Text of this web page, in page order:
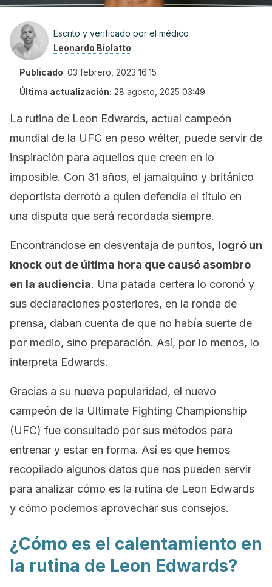
Escrito y verificado por el médico
Leonardo Biolatto
Publicado: 03 febrero, 2023 16:15
Última actualización: 28 agosto, 2025 03:49
La rutina de Leon Edwards, actual campeón
mundial de la UFC en peso wélter, puede servir de
inspiración para aquellos que creen en lo
imposible. Con 31 años, el jamaiquino y británico
deportista derrotó a quien defendía el título en
una disputa que será recordada siempre.
Encontrándose en desventaja de puntos, logró un
knock out de última hora que causó asombro
en la audiencia. Una patada certera lo coronó y
sus declaraciones posteriores, en la ronda de
prensa, daban cuenta de que no había suerte de
por medio, sino preparación. Así, por lo menos, lo
interpreta Edwards.
Gracias a su nueva popularidad, el nuevo
campeón de la Ultimate Fighting Championship
(UFC) fue consultado por sus métodos para
entrenar y estar en forma. Así es que hemos
recopilado algunos datos que nos pueden servir
para analizar cómo es la rutina de Leon Edwards
y cómo podemos aprovechar sus consejos.
¿Cómo es el calentamiento en
la rutina de Leon Edwards?